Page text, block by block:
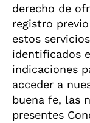
derecho de
registro
estos
identificados
indicaciones
acceder a
buena fe, las
presentes